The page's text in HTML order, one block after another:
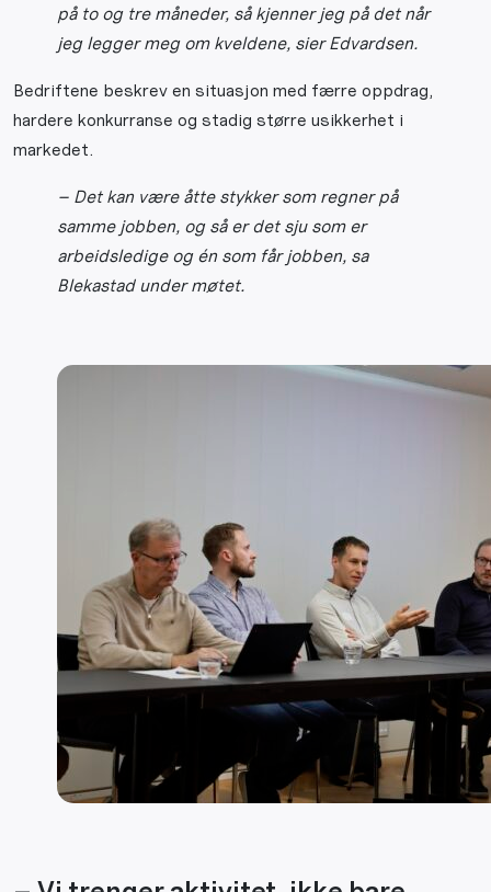
på to og tre måneder, så kjenner jeg på det når
jeg legger meg om kveldene, sier Edvardsen.
Bedriftene beskrev en situasjon med færre oppdrag,
hardere konkurranse og stadig større usikkerhet i
markedet.
– Det kan være åtte stykker som regner på
samme jobben, og så er det sju som er
arbeidsledige og én som får jobben, sa
Blekastad under møtet.